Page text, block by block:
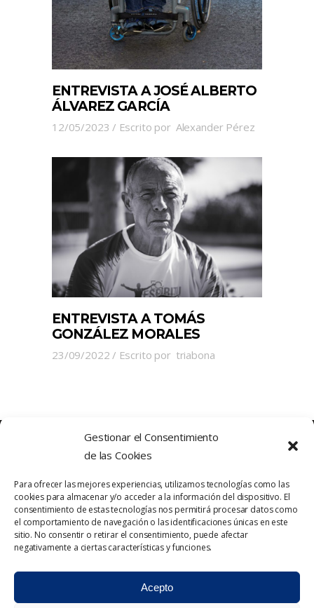
Gestionar el Consentimiento
de las Cookies
Para ofrecer las mejores experiencias, utilizamos tecnologías como las
cookies para almacenar y/o acceder a la información del dispositivo. El
consentimiento de estas tecnologías nos permitirá procesar datos como
el comportamiento de navegación o las identificaciones únicas en este
sitio. No consentir o retirar el consentimiento, puede afectar
negativamente a ciertas características y funciones.
Acepto
ENTREVISTA A JOSÉ ALBERTO
ÁLVAREZ GARCÍA
12/05/2023 Escrito por Alexander Pérez
ENTREVISTA A TOMÁS
GONZÁLEZ MORALES
23/09/2022 Escrito por triabona
Política de Privacidad